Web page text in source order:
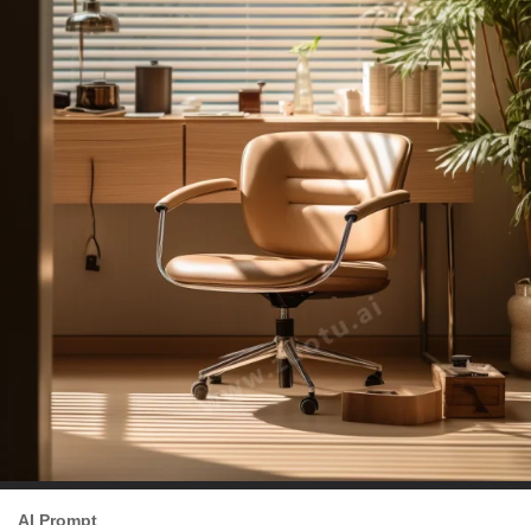
AI Prompt